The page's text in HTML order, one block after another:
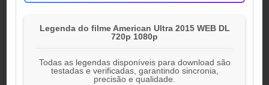
Legenda do filme American Ultra 2015 WEB DL
720p 1080p
Todas as legendas disponíveis para download são
testadas e verificadas, garantindo sincronia,
precisão e qualidade.